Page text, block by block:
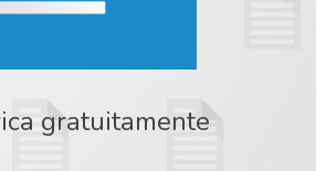
gratuitamente